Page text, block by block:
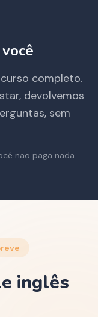
completo.
devolvemos
sem
não paga nada.
inglês